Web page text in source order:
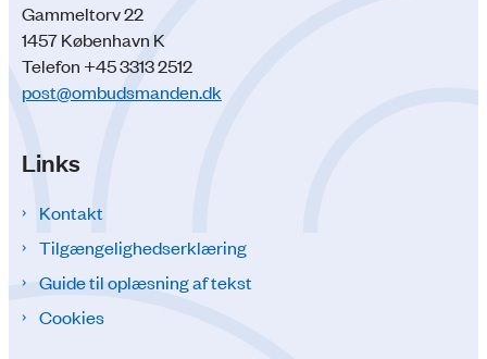
Gammeltorv 22
1457 København K
Telefon +45 3313 2512
post@ombudsmanden.dk
Links
Kontakt
Tilgængelighedserklæring
Guide til oplæsning af tekst
Cookies